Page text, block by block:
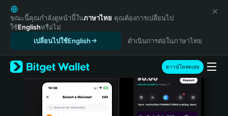
English
日本語
Tiếng Việt
Español (Latinoamérica)
Türkçe
Italiano
ขณะนี้คุณกำลังดูหน้านี้ในภาษาไทย คุณต้องการเปลี่ยนไป
ใช้Englishหรือไม่
เปลี่ยนไปใช้English
ดำเนินการต่อในภาษาไทย
ดาวน์โหลดเลย